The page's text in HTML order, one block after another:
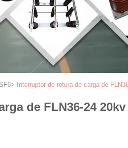
> Interruptor de rotura de carga de
de FLN36-24